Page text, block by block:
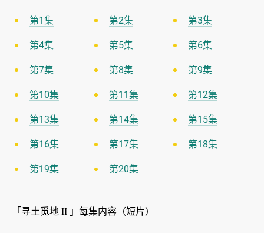
第1集 第2集 第3集
第4集 第5集 第6集
第7集 第8集 第9集
第10集 第11集 第12集
第13集 第14集 第15集
第16集 第17集 第18集
第19集 第20集
「寻土觅地 II 」每集内容（短片）